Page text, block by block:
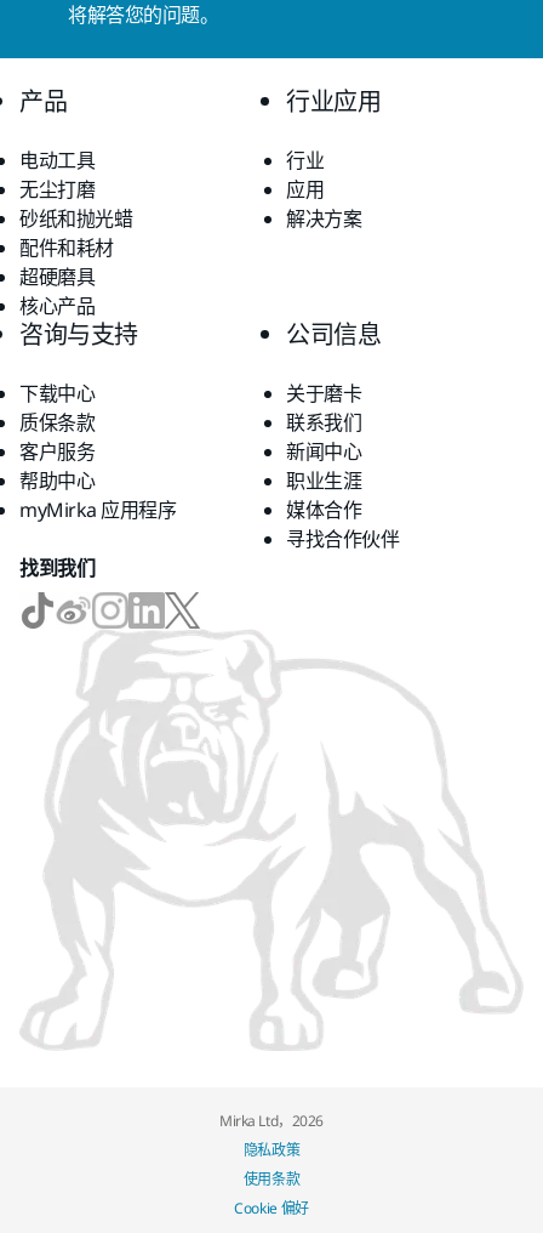
将解答您的问题。
产品
电动工具
无尘打磨
砂纸和抛光蜡
配件和耗材
超硬磨具
核心产品
行业应用
行业
应用
解决方案
咨询与支持
下载中心
质保条款
客户服务
帮助中心
myMirka 应用程序
公司信息
关于磨卡
联系我们
新闻中心
职业生涯
媒体合作
寻找合作伙伴
找到我们
Mirka Ltd，2026
隐私政策
使用条款
Cookie 偏好